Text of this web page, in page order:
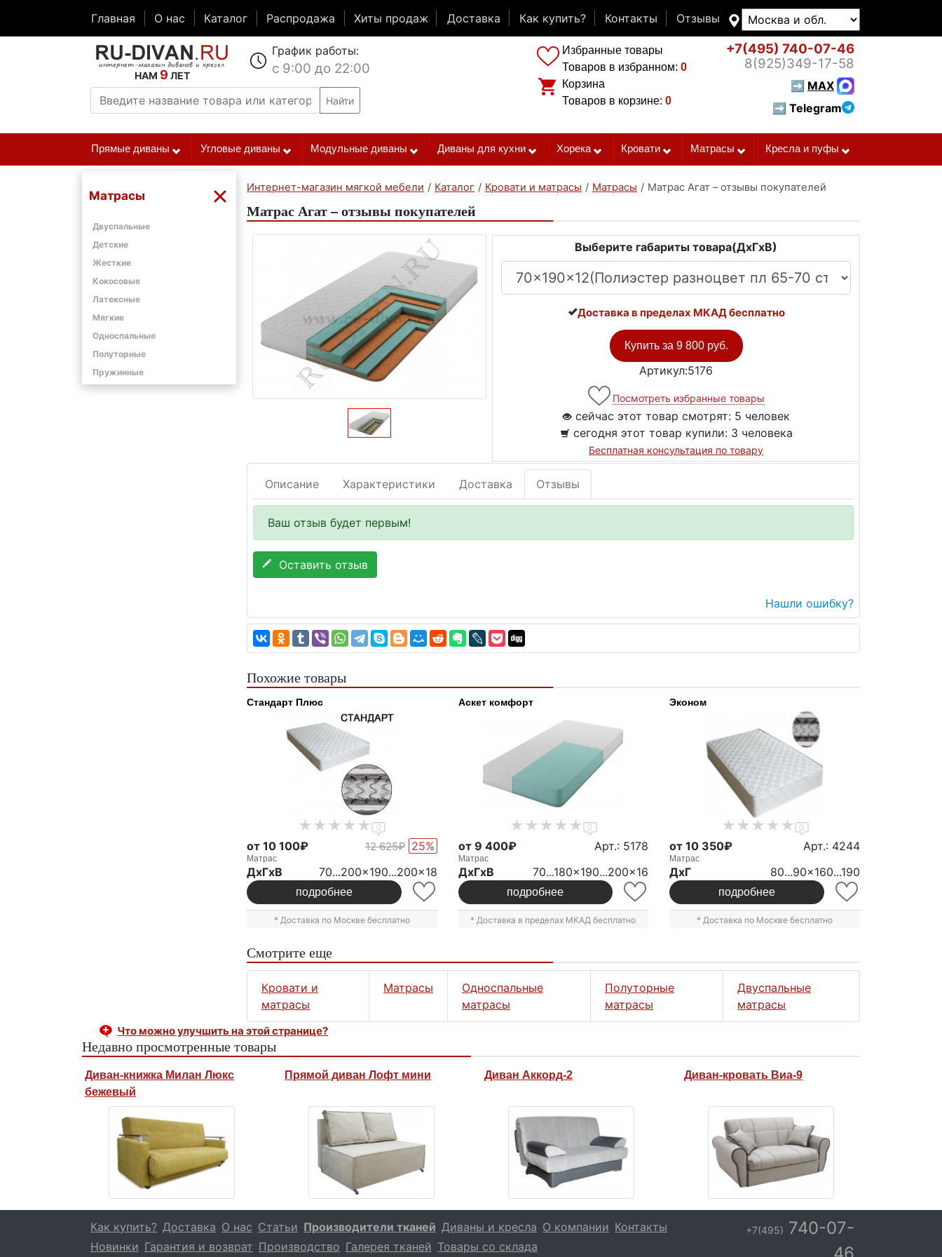
Главная О нас Каталог Распродажа Хиты продаж Доставка Как купить? Контакты Отзывы
НАМ 9 ЛЕТ
График работы:
с 9:00 до 22:00
Найти
Избранные товары
Товаров в избранном: 0
Корзина
Товаров в корзине: 0
+7(495) 740-07-46
8(925)349-17-58
➡ MAX
➡ Telegram
Прямые диваны Угловые диваны Модульные диваны Диваны для кухни Хорека Кровати Матрасы Кресла и пуфы
Матрасы
Двуспальные
Детские
Жесткие
Кокосовые
Латексные
Мягкие
Односпальные
Полуторные
Пружинные
Интернет-магазин мягкой мебели / Каталог / Кровати и матрасы / Матрасы / Матрас Агат – отзывы покупателей
Матрас Агат – отзывы покупателей
Выберите габариты товара(ДxГxВ)
Доставка в пределах МКАД бесплатно
Купить за 9 800 руб.
Артикул:5176
Посмотреть избранные товары
сейчас этот товар смотрят: 5 человек
сегодня этот товар купили: 3 человека
Бесплатная консультация по товару
Описание Характеристики Доставка Отзывы
Ваш отзыв будет первым!
Оставить отзыв
Нашли ошибку?
Похожие товары
Стандарт Плюс
0
от 10 100₽ 12 625₽ 25%
Матрас
ДxГxВ 70...200x190...200x18
подробнее
* Доставка по Москве бесплатно
Аскет комфорт
0
от 9 400₽ Арт.: 5178
Матрас
ДxГxВ 70...180x190...200x16
подробнее
* Доставка в пределах МКАД бесплатно
Эконом
0
от 10 350₽ Арт.: 4244
Матрас
ДxГ 80...90x160...190
подробнее
* Доставка по Москве бесплатно
Смотрите еще
Кровати и
матрасы
Матрасы
Односпальные
матрасы
Полуторные
матрасы
Двуспальные
матрасы
Что можно улучшить на этой странице?
Недавно просмотренные товары
Диван-книжка Милан Люкс
бежевый
Прямой диван Лофт мини Диван Аккорд-2 Диван-кровать Виа-9
Как купить? Доставка О нас Статьи Производители тканей Диваны и кресла О компании Контакты
Новинки Гарантия и возврат Производство Галерея тканей Товары со склада
+7(495) 740-07-